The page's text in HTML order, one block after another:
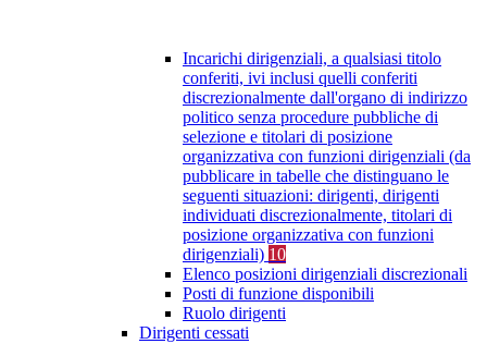
Incarichi dirigenziali, a qualsiasi titolo
conferiti, ivi inclusi quelli conferiti
discrezionalmente dall'organo di indirizzo
politico senza procedure pubbliche di
selezione e titolari di posizione
organizzativa con funzioni dirigenziali (da
pubblicare in tabelle che distinguano le
seguenti situazioni: dirigenti, dirigenti
individuati discrezionalmente, titolari di
posizione organizzativa con funzioni
dirigenziali) 10
Elenco posizioni dirigenziali discrezionali
Posti di funzione disponibili
Ruolo dirigenti
Dirigenti cessati